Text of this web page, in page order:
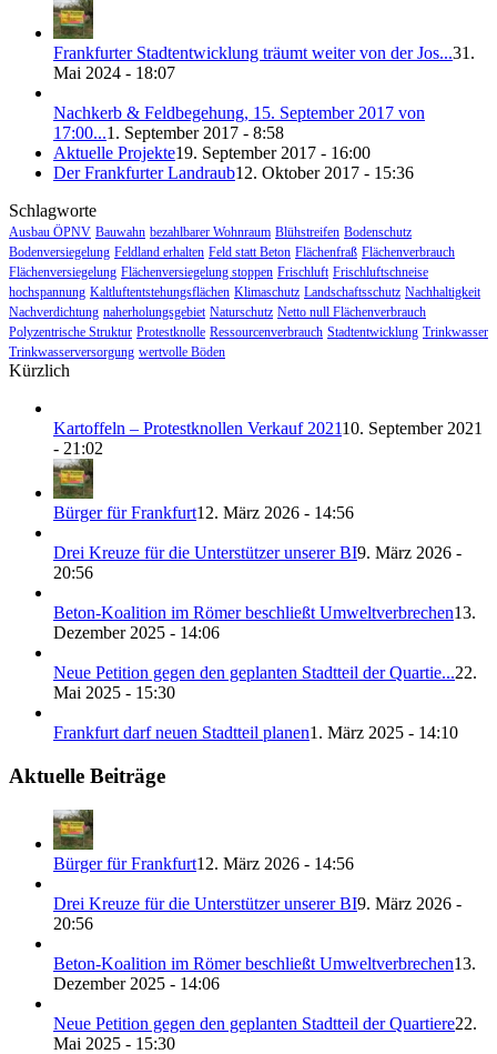
Frankfurter Stadtentwicklung träumt weiter von der Jos...31.
Mai 2024 - 18:07
Nachkerb & Feldbegehung, 15. September 2017 von
17:00...1. September 2017 - 8:58
Aktuelle Projekte19. September 2017 - 16:00
Der Frankfurter Landraub12. Oktober 2017 - 15:36
Schlagworte
Ausbau ÖPNV Bauwahn bezahlbarer Wohnraum Blühstreifen Bodenschutz
Bodenversiegelung Feldland erhalten Feld statt Beton Flächenfraß Flächenverbrauch
Flächenversiegelung Flächenversiegelung stoppen Frischluft Frischluftschneise
hochspannung Kaltluftentstehungsflächen Klimaschutz Landschaftsschutz Nachhaltigkeit
Nachverdichtung naherholungsgebiet Naturschutz Netto null Flächenverbrauch
Polyzentrische Struktur Protestknolle Ressourcenverbrauch Stadtentwicklung Trinkwasser
Trinkwasserversorgung wertvolle Böden
Kürzlich
Kartoffeln – Protestknollen Verkauf 202110. September 2021
- 21:02
Bürger für Frankfurt12. März 2026 - 14:56
Drei Kreuze für die Unterstützer unserer BI9. März 2026 -
20:56
Beton-Koalition im Römer beschließt Umweltverbrechen13.
Dezember 2025 - 14:06
Neue Petition gegen den geplanten Stadtteil der Quartie...22.
Mai 2025 - 15:30
Frankfurt darf neuen Stadtteil planen1. März 2025 - 14:10
Aktuelle Beiträge
Bürger für Frankfurt12. März 2026 - 14:56
Drei Kreuze für die Unterstützer unserer BI9. März 2026 -
20:56
Beton-Koalition im Römer beschließt Umweltverbrechen13.
Dezember 2025 - 14:06
Neue Petition gegen den geplanten Stadtteil der Quartiere22.
Mai 2025 - 15:30